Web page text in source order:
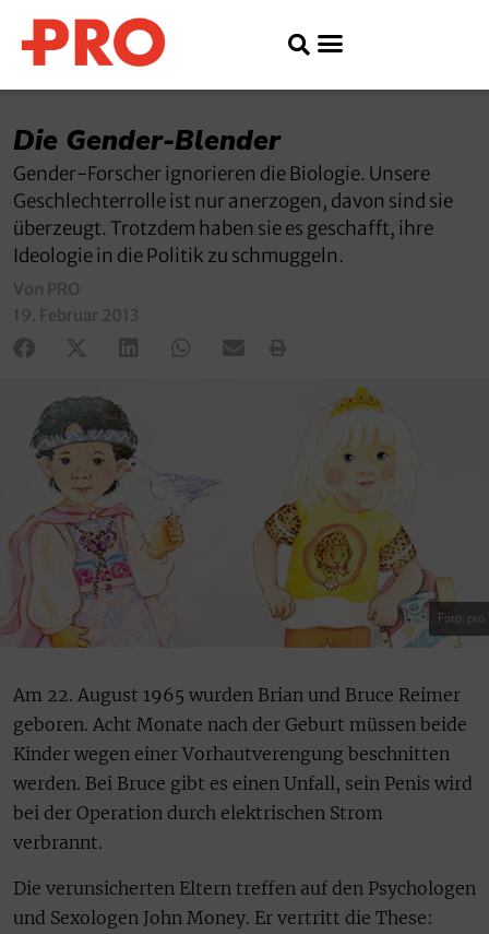
Die Gender-Blender
Gender-Forscher ignorieren die Biologie. Unsere
Geschlechterrolle ist nur anerzogen, davon sind sie
überzeugt. Trotzdem haben sie es geschafft, ihre
Ideologie in die Politik zu schmuggeln.
Von PRO
19. Februar 2013
Foto: pro
Am 22. August 1965 wurden Brian und Bruce Reimer
geboren. Acht Monate nach der Geburt müssen beide
Kinder wegen einer Vorhautverengung beschnitten
werden. Bei Bruce gibt es einen Unfall, sein Penis wird
bei der Operation durch elektrischen Strom
verbrannt.
Die verunsicherten Eltern treffen auf den Psychologen
und Sexologen John Money. Er vertritt die These: